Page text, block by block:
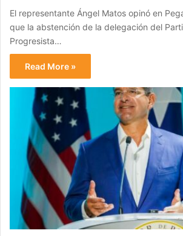
El representante Ángel Matos opinó en
que la abstención de la delegación del
Progresista…
Read More »